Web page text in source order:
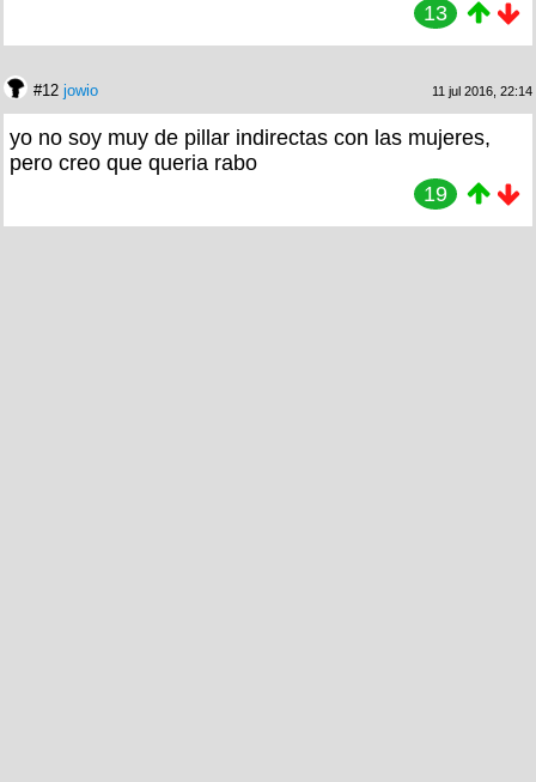
13
#12 jowio 11 jul 2016, 22:14
yo no soy muy de pillar indirectas con las mujeres,
pero creo que queria rabo
19